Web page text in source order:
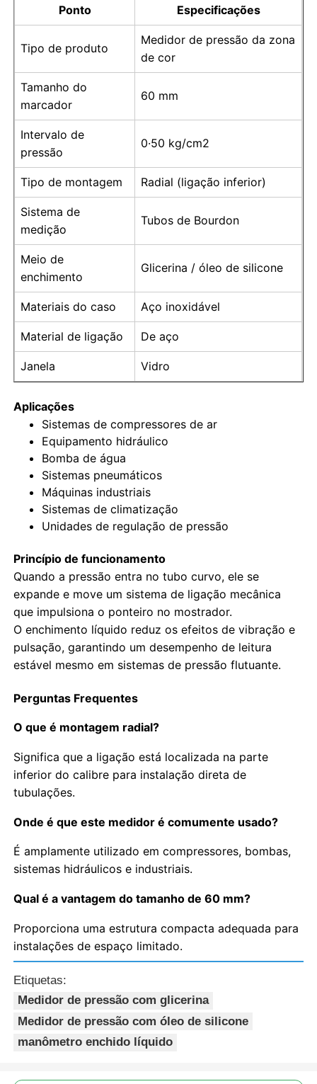
medidor de pressão cheio de líquido
Medidor de pressão elétrico de contacto
Kits de teste de pressão
manômetro a seco
Mini manômetro de pressão
Manômetro digital
Medidor de pressão utilitário
Medidor de pressão que brilha no escuro
Ponto Especificações
Tipo de produto
Medidor de pressão da zona
de cor
Tamanho do
marcador
60 mm
Intervalo de
pressão
0·50 kg/cm2
Tipo de montagem Radial (ligação inferior)
Sistema de
medição
Tubos de Bourdon
Meio de
enchimento
Glicerina / óleo de silicone
Materiais do caso Aço inoxidável
Material de ligação De aço
Janela Vidro
Aplicações
Sistemas de compressores de ar
Equipamento hidráulico
Bomba de água
Sistemas pneumáticos
Máquinas industriais
Sistemas de climatização
Unidades de regulação de pressão
Princípio de funcionamento
Quando a pressão entra no tubo curvo, ele se
expande e move um sistema de ligação mecânica
que impulsiona o ponteiro no mostrador.
O enchimento líquido reduz os efeitos de vibração e
pulsação, garantindo um desempenho de leitura
estável mesmo em sistemas de pressão flutuante.
Perguntas Frequentes
O que é montagem radial?
Significa que a ligação está localizada na parte
inferior do calibre para instalação direta de
tubulações.
Onde é que este medidor é comumente usado?
É amplamente utilizado em compressores, bombas,
sistemas hidráulicos e industriais.
Qual é a vantagem do tamanho de 60 mm?
Proporciona uma estrutura compacta adequada para
instalações de espaço limitado.
Etiquetas:
Medidor de pressão com glicerina
Medidor de pressão com óleo de silicone
manômetro enchido líquido